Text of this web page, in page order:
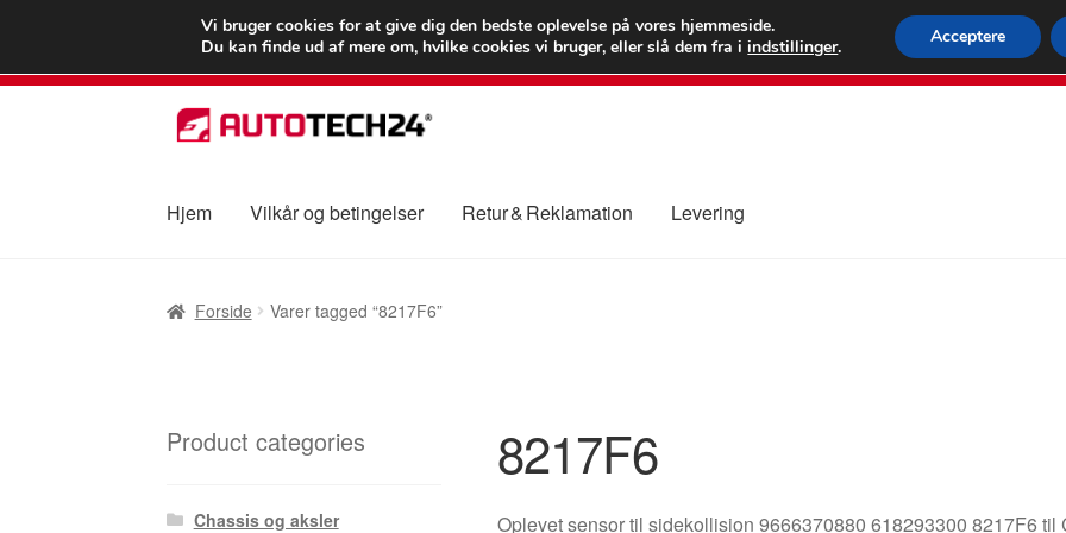
LEVERING fra 55 kr.
FEDEX
80 82
Spring
til
Spring
til
Hjem Vilkår og betingelser Retur & Reklamation Levering
Forside Varer tagged “8217F6”
8217F6
Oplevet sensor til sidekollision 9666370880 618293300 8217F6 til
Product categories
Chassis og aksler
Vi bruger cookies for at give dig den bedste oplevelse på vores hjemmeside.
Du kan finde ud af mere om, hvilke cookies vi bruger, eller slå dem fra iindstillinger. Acceptere